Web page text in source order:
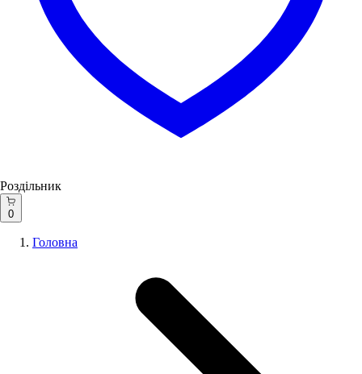
Роздільник
0
Головна